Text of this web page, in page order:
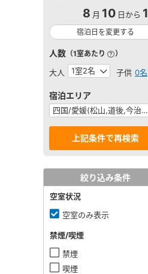
8 月 10 日から 1
宿泊日を変更する
人数 （1室あたり ）
大人 子供 0名
宿泊エリア
絞り込み条件
空室状況
空室のみ表示
禁煙/喫煙
禁煙
喫煙